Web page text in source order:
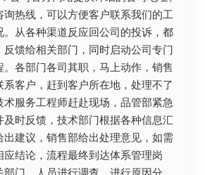
询热线，可以方便客户联系我们的工
。从各种渠道反应回公司的投诉，都
馈给相关部门，同时启动公司专门
。各部门各司其职，马上动作，销售
客户，赶到客户所在地，处理不了
术服务工程师赶赴现场，品管部紧急
及时反馈，技术部门根据各种信息汇
出建议，销售部给出处理意见，如需
应结论，流程最终到达体系管理岗